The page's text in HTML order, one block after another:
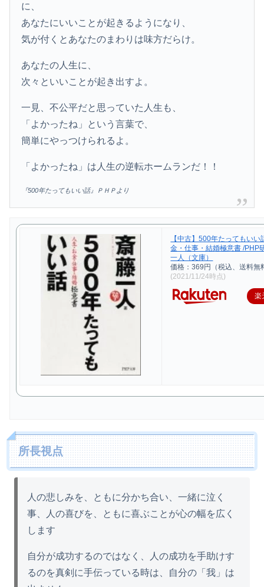
に、
あなたにいいことが起きるようになり、
気が付くとあなたのまわりは味方だらけ。
あなたの人生に、
次々といいことが起き出すよ。
一見、不公平だと思っていた人生も、
「よかったね」という言葉で、
簡単にやっつけられるよ。
「よかったね」は人生の逆転ホームランだ！！
『500年たってもいい話』ＰＨＰより
【中古】500年たってもいい
金・仕事・結婚極意書 /PHP
一人（文庫）
価格：369円（税込、送料無
(2021/11/24時点)
楽
所長視点
人の悲しみを、ともに分かち合い、一緒に泣く
事、人の喜びを、ともに喜ぶことが心の幅を広く
します
自分が成功するのではなく、人の成功を手助けす
るのを真剣に手伝っている時は、自分の「我」は